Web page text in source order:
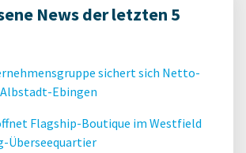
News der letzten 5
sichert sich Netto-
Ebingen
Flagship-Boutique im Westfield
Überseequartier